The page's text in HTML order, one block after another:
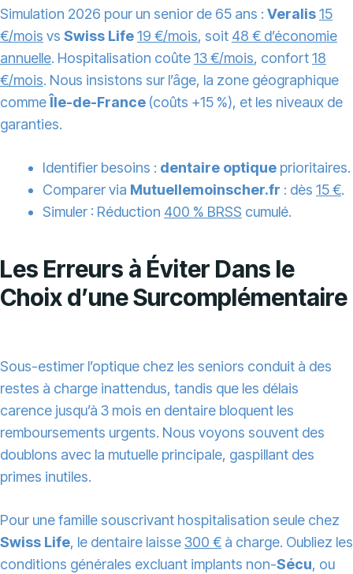
Simulation 2026 pour un senior de 65 ans : Veralis15
€/mois vs Swiss Life19 €/mois, soit 48 € d’économie
annuelle. Hospitalisation coûte13 €/mois, confort18
€/mois. Nous insistons sur l’âge, la zone géographique
comme Île-de-France (coûts +15 %), et les niveaux de
garanties.
Identifier besoins : dentaire optique prioritaires.
Comparer via Mutuellemoinscher.fr : dès 15 €.
Simuler : Réduction 400 % BRSS cumulé.
Les Erreurs à Éviter Dans le
Choix d’une Surcomplémentaire
Sous-estimer l’optique chez les seniors conduit à des
restes à charge inattendus, tandis que les délais
carence jusqu’à 3 mois en dentaire bloquent les
remboursements urgents. Nous voyons souvent des
doublons avec la mutuelle principale, gaspillant des
primes inutiles.
Pour une famille souscrivant hospitalisation seule chez
Swiss Life, le dentaire laisse300 € à charge. Oubliez les
conditions générales excluant implants non-Sécu, ou